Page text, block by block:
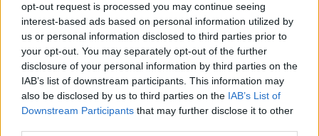
opt-out request is processed you may continue seeing
interest-based ads based on personal information utilized by
us or personal information disclosed to third parties prior to
your opt-out. You may separately opt-out of the further
disclosure of your personal information by third parties on the
IAB’s list of downstream participants. This information may
also be disclosed by us to third parties on the IAB’s List of
Downstream Participants that may further disclose it to other
Žiūrimiausi įrašai
00:00:30
Vaizdai iš tragiškos avarijos Vilniaus r.: dviejų moterų ir
vaiko gyvybių išgelbėti nepavyko